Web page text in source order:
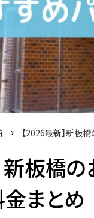
【2026最新】新板
新板橋
まとめ